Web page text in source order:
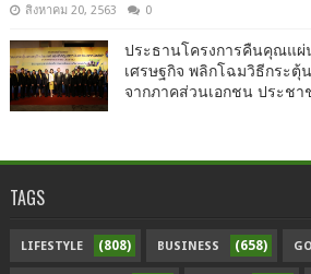
สิงหาคม 20, 2563 0
ประธานโครงการคืนคุณแผ่
เศรษฐกิจ พลิกโฉมวิธีกระตุ้
จากภาคส่วนเอกชน ประชา
TAGS
LIFESTYLE (808) BUSINESS (658)